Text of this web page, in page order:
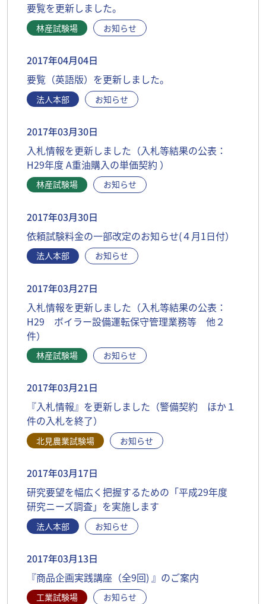
要覧を更新しました。
林産試験場 お知らせ
2017年04月04日
要覧（英語版）を更新しました。
法人本部 お知らせ
2017年03月30日
入札情報を更新しました（入札等結果の公表：
H29年度 A重油購入の単価契約 ）
林産試験場 お知らせ
2017年03月30日
依頼試験料金の一部改定のお知らせ(４月1日付）
法人本部 お知らせ
2017年03月27日
入札情報を更新しました（入札等結果の公表：
H29 ボイラー設備運転保守管理業務等 他２
件）
林産試験場 お知らせ
2017年03月21日
『入札情報』を更新しました（警備契約 ほか１
件の入札を終了）
北見農業試験場 お知らせ
2017年03月17日
研究要望を幅広く把握するための「平成29年度
研究ニーズ調査」を実施します
法人本部 お知らせ
2017年03月13日
『商品企画実践講座（全9回) 』のご案内
工業試験場 お知らせ